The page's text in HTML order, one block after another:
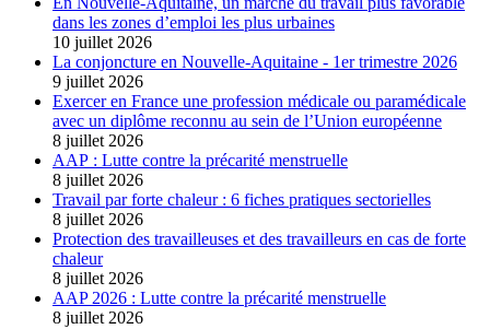
dans les zones d’emploi les plus urbaines
10 juillet 2026
La conjoncture en Nouvelle-Aquitaine - 1er trimestre 2026
9 juillet 2026
Exercer en France une profession médicale ou paramédicale
avec un diplôme reconnu au sein de l’Union européenne
8 juillet 2026
AAP : Lutte contre la précarité menstruelle
8 juillet 2026
Travail par forte chaleur : 6 fiches pratiques sectorielles
8 juillet 2026
Protection des travailleuses et des travailleurs en cas de forte
chaleur
8 juillet 2026
AAP 2026 : Lutte contre la précarité menstruelle
8 juillet 2026